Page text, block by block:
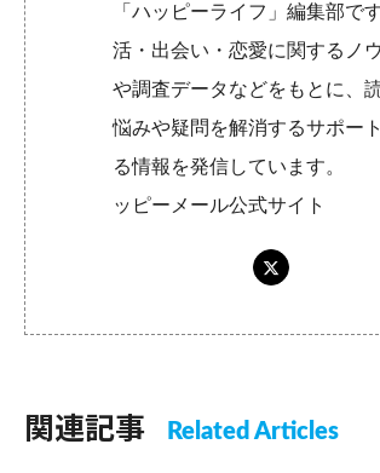
「ハッピーライフ」編集部で
活・出会い・恋愛に関するノ
や調査データなどをもとに、
悩みや疑問を解消するサポー
る情報を発信しています
ッピーメール公式サイト
関連記事 Related Articles